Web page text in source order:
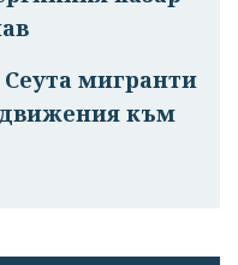
мигранти
към